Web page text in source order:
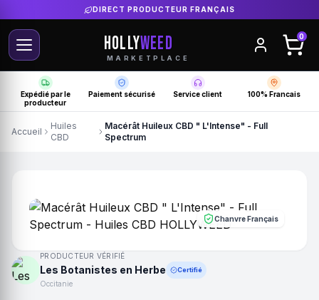
DIRECT PRODUCTEUR FRANÇAIS
HOLLYWEED
MARKETPLACE
0
Expédié par le
producteur
Paiement sécurisé Service client 100% Francais
Accueil
Huiles
CBD
Macérât Huileux CBD " L'Intense" - Full
Spectrum
Chanvre Français
PRODUCTEUR VÉRIFIÉ
Les Botanistes en Herbe Certifié
Occitanie